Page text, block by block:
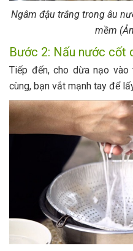
Ngâm đậu trắng trong âu
mềm
Bước 2: Nấu nước cốt
Tiếp đến, cho dừa nạo
cùng, bạn vắt mạnh tay để